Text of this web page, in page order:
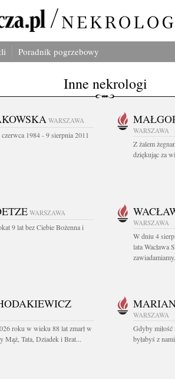
Poradnik pogrzebowy
Inne nekrologi
WARSZAWA
1984 - 9 sierpnia 2011
WARSZAWA
Z żalem
dziękując za
WARSZAWA
9 lat bez Ciebie Bożenna i
WARSZAWA
W dniu 4
lata Wacława
roku w wieku 88 lat zmarł w
Mąż, Tata, Dziadek i Brat...
WARSZAWA
Gdyby miłość
byłabyś z